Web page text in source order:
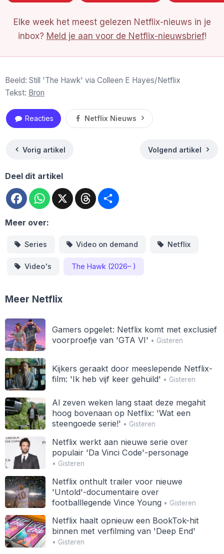
Elke week het meest gelezen Netflix-nieuws in je
inbox? Meld je aan voor de Netflix-nieuwsbrief!
Beeld: Still 'The Hawk' via Colleen E Hayes/Netflix
Tekst: Bron
Reacties Netflix Nieuws
Vorig artikel Volgend artikel
Deel dit artikel
FacebookWhatsApp
X Threads
Meer over:
Series Video on demand Netflix
Video's The Hawk (2026– )
Meer Netflix
Gamers opgelet: Netflix komt met exclusief
voorproefje van 'GTA VI' • Gisteren
Kijkers geraakt door meeslepende Netflix-
film: 'Ik heb vijf keer gehuild' • Gisteren
Al zeven weken lang staat deze megahit
hoog bovenaan op Netflix: 'Wat een
steengoede serie!' • Gisteren
Netflix werkt aan nieuwe serie over
populair 'Da Vinci Code'-personage
• Gisteren
Netflix onthult trailer voor nieuwe
'Untold'-documentaire over
footballlegende Vince Young• Gisteren
Netflix haalt opnieuw een BookTok-hit
binnen met verfilming van 'Deep End'
• Gisteren